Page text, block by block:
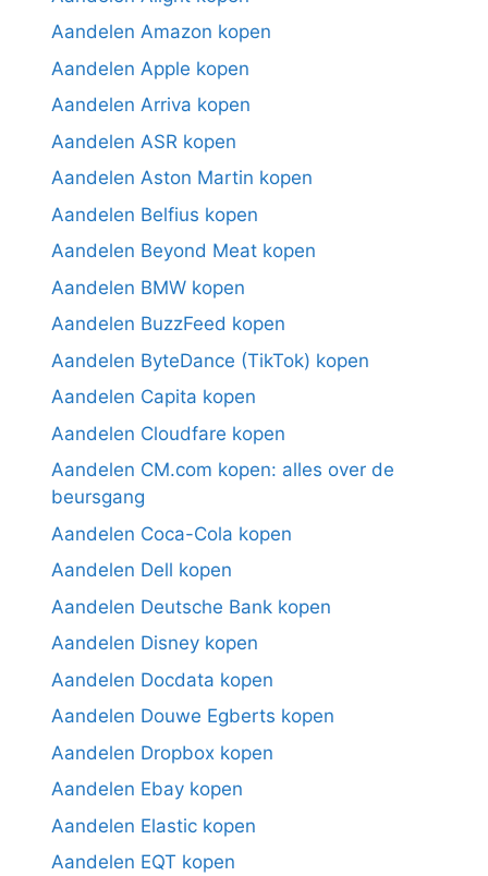
Aandelen Amazon kopen
Aandelen Apple kopen
Aandelen Arriva kopen
Aandelen ASR kopen
Aandelen Aston Martin kopen
Aandelen Belfius kopen
Aandelen Beyond Meat kopen
Aandelen BMW kopen
Aandelen BuzzFeed kopen
Aandelen ByteDance (TikTok) kopen
Aandelen Capita kopen
Aandelen Cloudfare kopen
Aandelen CM.com kopen: alles over de
beursgang
Aandelen Coca-Cola kopen
Aandelen Dell kopen
Aandelen Deutsche Bank kopen
Aandelen Disney kopen
Aandelen Docdata kopen
Aandelen Douwe Egberts kopen
Aandelen Dropbox kopen
Aandelen Ebay kopen
Aandelen Elastic kopen
Aandelen EQT kopen